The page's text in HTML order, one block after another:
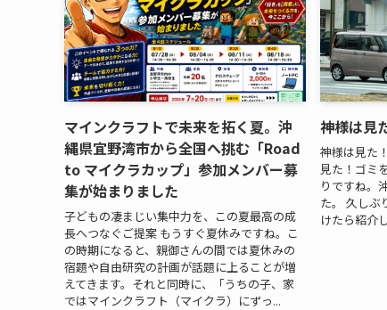
マインクラフトで未来を拓く夏。沖
縄県宜野湾市から全国へ挑む「Road
to マイクラカップ」参加メンバー募
集が始まりました
子どもの凄まじい集中力を、この夏最高の成
長へつなぐご提案 もうすぐ夏休みですね。こ
の時期になると、親御さんの間では夏休みの
宿題や自由研究の計画が話題に上ることが増
えてきます。それと同時に、「うちの子、家
ではマインクラフト（マイクラ）にずっ...
神様は見
神様は見た
見た！ゴミ
りですね。
た。 久しぶ
けたら紹介